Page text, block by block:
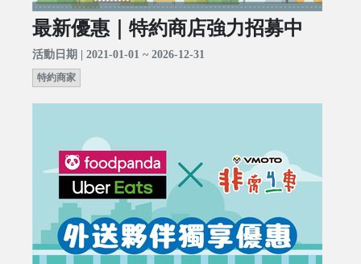
最新優惠｜特約商店強力招募中
活動日期 | 2021-01-01 ~ 2026-12-31
特約商家